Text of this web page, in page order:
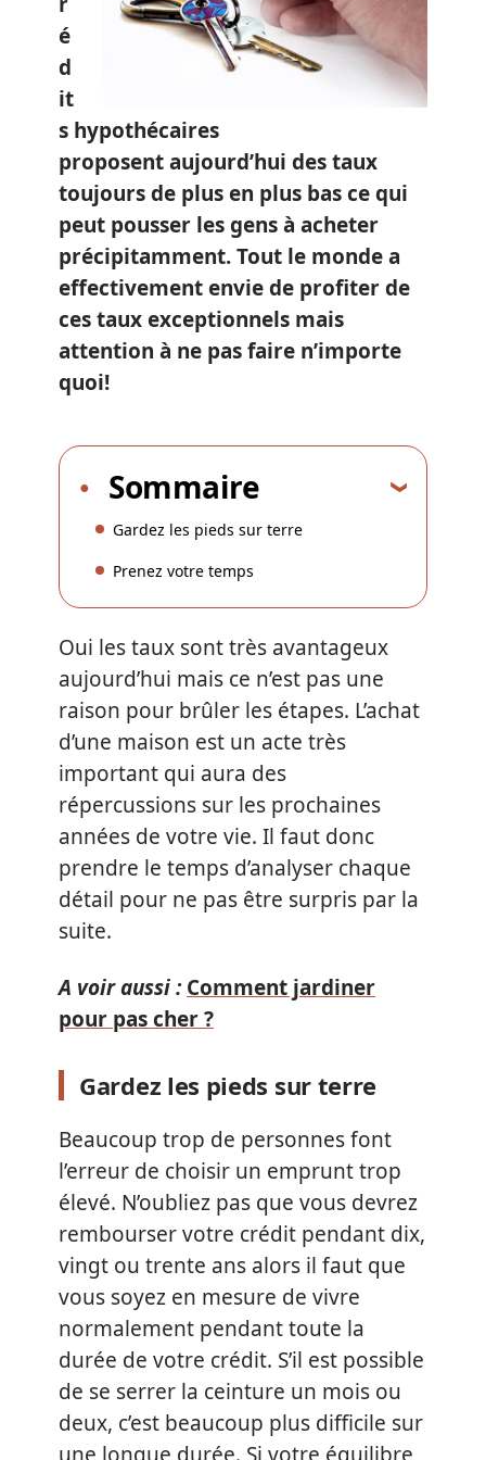
é
d
it
s hypothécaires
proposent aujourd’hui des taux
toujours de plus en plus bas ce qui
peut pousser les gens à acheter
précipitamment. Tout le monde a
effectivement envie de profiter de
ces taux exceptionnels mais
attention à ne pas faire n’importe
quoi!
Sommaire
Gardez les pieds sur terre
Prenez votre temps
Oui les taux sont très avantageux
aujourd’hui mais ce n’est pas une
raison pour brûler les étapes. L’achat
d’une maison est un acte très
important qui aura des
répercussions sur les prochaines
années de votre vie. Il faut donc
prendre le temps d’analyser chaque
détail pour ne pas être surpris par la
suite.
A voir aussi : Comment jardiner
pour pas cher ?
Gardez les pieds sur terre
Beaucoup trop de personnes font
l’erreur de choisir un emprunt trop
élevé. N’oubliez pas que vous devrez
rembourser votre crédit pendant dix,
vingt ou trente ans alors il faut que
vous soyez en mesure de vivre
normalement pendant toute la
durée de votre crédit. S’il est possible
de se serrer la ceinture un mois ou
deux, c’est beaucoup plus difficile sur